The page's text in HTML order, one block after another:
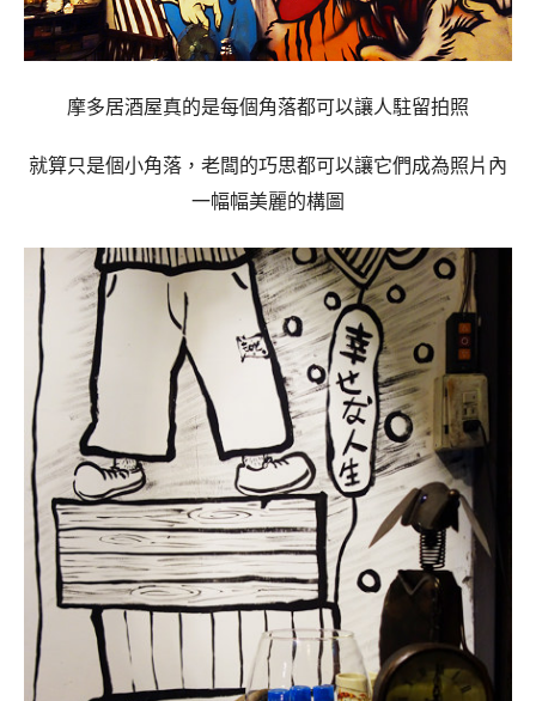
摩多居酒屋真的是每個角落都可以讓人駐留拍照
就算只是個小角落，老闆的巧思都可以讓它們成為照片內
一幅幅美麗的構圖